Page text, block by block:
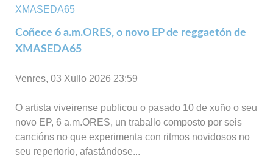
Coñece 6 a.m.ORES, o novo EP de reggaetón de
XMASEDA65
Venres, 03 Xullo 2026 23:59
O artista viveirense publicou o pasado 10 de xuño o seu
novo EP, 6 a.m.ORES, un traballo composto por seis
cancións no que experimenta con ritmos novidosos no
seu repertorio, afastándose...